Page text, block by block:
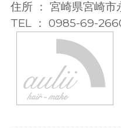
住所 ： 宮崎県宮崎市
TEL ： 0985-69-